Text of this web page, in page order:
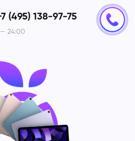
(495) 138-97-75
— 24:00